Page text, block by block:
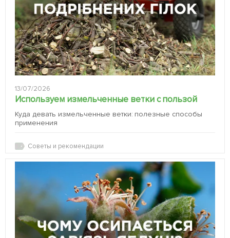
13/07/2026
Используем измельченные ветки с пользой
Куда девать измельченные ветки: полезные способы
применения
Советы и рекомендации